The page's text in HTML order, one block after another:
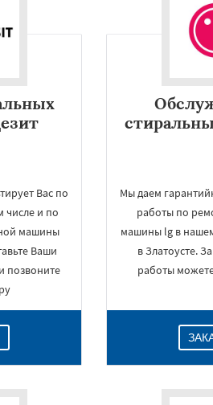
Вас по
числе и по
машины
Ваши
позвоните
Мы даем
работы по
машины lg в
в Златоусте.
работы